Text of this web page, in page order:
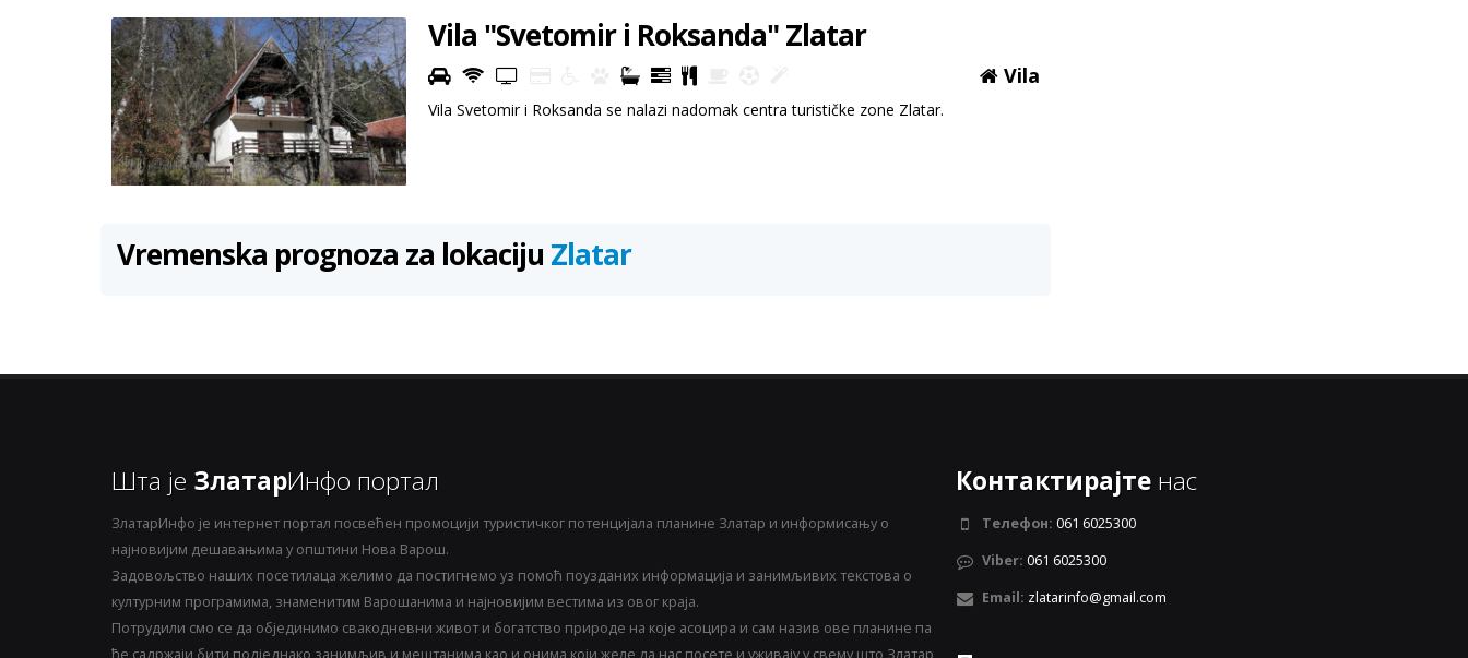
Vila "Svetomir i Roksanda" Zlatar
Vila
Vila Svetomir i Roksanda se nalazi nadomak centra turističke zone Zlatar.
Vremenska prognoza za lokaciju Zlatar
Шта је ЗлатарИнфо портал
ЗлатарИнфо је интернет портал посвећен промоцији туристичког потенцијала планине Златар и информисању о
најновијим дешавањима у општини Нова Варош.
Задовољство наших посетилаца желимо да постигнемо уз помоћ поузданих информација и занимљивих текстова о
културним програмима, знаменитим Варошанима и најновијим вестима из овог краја.
Потрудили смо се да објединимо свакодневни живот и богатство природе на које асоцира и сам назив ове планине па
Контактирајте нас
Телефон: 061 6025300
Viber: 061 6025300
Email: zlatarinfo@gmail.com